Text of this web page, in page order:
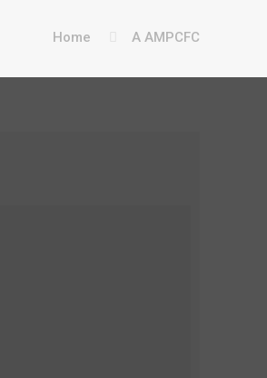
Home A AMPCFC